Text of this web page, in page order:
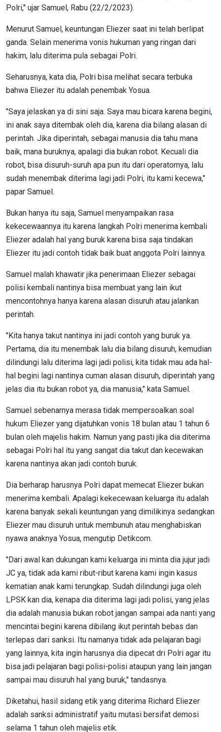
Polri," ujar Samuel, Rabu (22/2/2023).
Menurut Samuel, keuntungan Eliezer saat ini telah berlipat
ganda. Selain menerima vonis hukuman yang ringan dari
hakim, lalu diterima pula sebagai Polri.
Seharusnya, kata dia, Polri bisa melihat secara terbuka
bahwa Eliezer itu adalah penembak Yosua.
"Saya jelaskan ya di sini saja. Saya mau bicara karena begini,
ini anak saya ditembak oleh dia, karena dia bilang alasan di
perintah. Jika diperintah, sebagai manusia dia tahu mana
baik, mana buruknya, apalagi dia bukan robot. Kecuali dia
robot, bisa disuruh-suruh apa pun itu dari operatornya, lalu
sudah menembak diterima lagi jadi Polri, itu kami kecewa,"
papar Samuel.
Bukan hanya itu saja, Samuel menyampaikan rasa
kekecewaannya itu karena langkah Polri menerima kembali
Eliezer adalah hal yang buruk karena bisa saja tindakan
Eliezer itu jadi contoh tidak baik buat anggota Polri lainnya.
Samuel malah khawatir jika penerimaan Eliezer sebagai
polisi kembali nantinya bisa membuat yang lain ikut
mencontohnya hanya karena alasan disuruh atau jalankan
perintah.
"Kita hanya takut nantinya ini jadi contoh yang buruk ya.
Pertama, dia itu menembak lalu dia bilang disuruh, kemudian
dilindungi lalu diterima lagi jadi polisi, kita tidak mau ada hal-
hal begini lagi nantinya cuman alasan disuruh, diperintah yang
jelas dia itu bukan robot ya, dia manusia," kata Samuel.
Samuel sebenarnya merasa tidak mempersoalkan soal
hukum Eliezer yang dijatuhkan vonis 18 bulan atau 1 tahun 6
bulan oleh majelis hakim. Namun yang pasti jika dia diterima
sebagai Polri hal itu yang sangat dia takut dan kecewakan
karena nantinya akan jadi contoh buruk.
Dia berharap harusnya Polri dapat memecat Eliezer bukan
menerima kembali. Apalagi kekecewaan keluarga itu adalah
karena banyak sekali keuntungan yang dimilikinya sedangkan
Eliezer mau disuruh untuk membunuh atau menghabiskan
nyawa anaknya Yosua, mengutip Detikcom.
"Dari awal kan dukungan kami keluarga ini minta dia jujur jadi
JC ya, tidak ada kami ribut-ribut karena kami ingin kasus
kematian anak kami terungkap. Sudah dilindungi juga oleh
LPSK kan dia, kenapa dia diterima lagi jadi polisi, yang jelas
dia adalah manusia bukan robot jangan sampai ada nanti yang
mencintai begini karena dibilang ikut perintah bebas dan
terlepas dari sanksi. Itu namanya tidak ada pelajaran bagi
yang lainnya, kita ingin harusnya dia dipecat dri Polri agar itu
bisa jadi pelajaran bagi polisi-polisi ataupun yang lain jangan
sampai mau disuruh hal yang buruk," tandasnya.
Diketahui, hasil sidang etik yang diterima Richard Eliezer
adalah sanksi administratif yaitu mutasi bersifat demosi
selama 1 tahun oleh majelis etik.